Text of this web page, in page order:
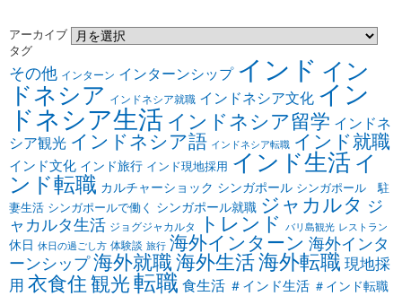
アーカイブ
タグ
その他 インターン インターンシップ インド イン
ドネシア インドネシア就職 インドネシア文化 イン
ドネシア生活 インドネシア留学 インドネ
シア観光 インドネシア語 インドネシア転職 インド就職
インド文化 インド旅行 インド現地採用 インド生活 イ
ンド転職 カルチャーショック シンガポール シンガポール 駐
妻生活 シンガポールで働く シンガポール就職 ジャカルタ ジ
ャカルタ生活 ジョグジャカルタ トレンド バリ島観光 レストラン
休日 休日の過ごし方 体験談 旅行 海外インターン 海外インタ
ーンシップ海外就職 海外生活海外転職 現地採
用 衣食住 観光転職 食生活 ＃インド生活 ＃インド転職